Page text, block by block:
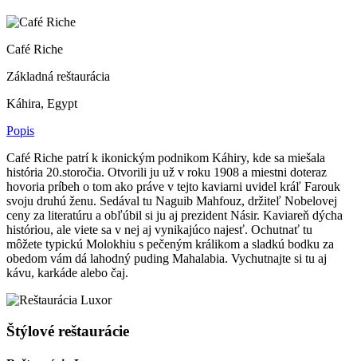
Café Riche
Základná reštaurácia
Káhira, Egypt
Popis
Café Riche patrí k ikonickým podnikom Káhiry, kde sa miešala
história 20.storočia. Otvorili ju už v roku 1908 a miestni doteraz
hovoria príbeh o tom ako práve v tejto kaviarni uvidel kráľ Farouk
svoju druhú ženu. Sedával tu Naguib Mahfouz, držiteľ Nobelovej
ceny za literatúru a obľúbil si ju aj prezident Násir. Kaviareň dýcha
históriou, ale viete sa v nej aj vynikajúco najesť. Ochutnať tu
môžete typickú Molokhiu s pečeným králikom a sladkú bodku za
obedom vám dá lahodný puding Mahalabia. Vychutnajte si tu aj
kávu, karkáde alebo čaj.
Štýlové reštaurácie